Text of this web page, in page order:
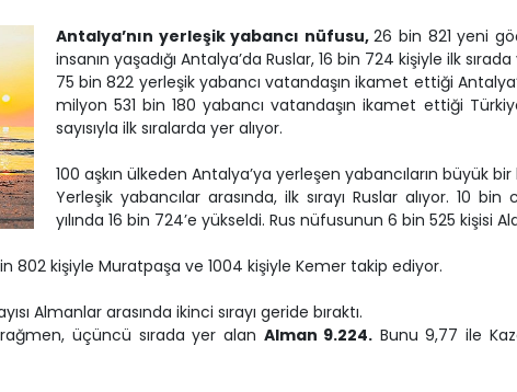
Antalya’nın yerleşik yabancı nüfusu,26 bin 821 yeni
insanın yaşadığı Antalya’da Ruslar, 16 bin 724 kişiyle ilk
75 bin 822 yerleşik yabancı vatandaşın ikamet ettiği
milyon 531 bin 180 yabancı vatandaşın ikamet ettiği
sayısıyla ilk sıralarda yer alıyor.
100 aşkın ülkeden Antalya’ya yerleşen yabancıların büyük bir
Yerleşik yabancılar arasında, ilk sırayı Ruslar alıyor. 10 bin
yılında 16 bin 724’e yükseldi. Rus nüfusunun 6 bin 525 kişisi
802 kişiyle Muratpaşa ve 1004 kişiyle Kemer takip ediyor.
Almanlar arasında ikinci sırayı geride bıraktı.
üçüncü sırada yer alan Alman 9.224. Bunu 9,77 ile